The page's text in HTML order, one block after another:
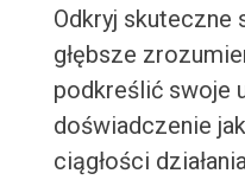
Odkryj skuteczne
głębsze
podkreślić swoje
doświadczenie
ciągłości